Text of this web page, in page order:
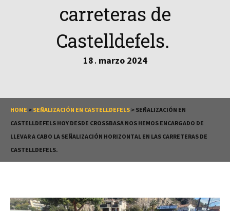
carreteras de
Castelldefels.
18 . marzo 2024
HOME > SEÑALIZACIÓN EN CASTELLDEFELS > SEÑALIZACIÓN EN
CASTELLDEFELS HOY DESDE CROSSBASA NOS HEMOS ENCARGADO DE
LLEVAR A CABO LA SEÑALIZACIÓN HORIZONTAL EN LAS CARRETERAS DE
CASTELLDEFELS.